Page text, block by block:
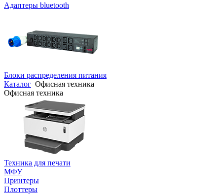
Адаптеры bluetooth
Блоки распределения питания
Каталог Офисная техника
Офисная техника
Техника для печати
МФУ
Принтеры
Плоттеры